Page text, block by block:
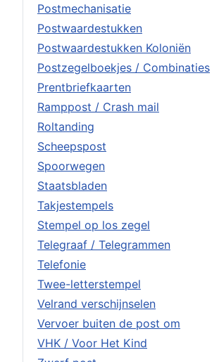
Postmechanisatie
Postwaardestukken
Postwaardestukken Koloniën
Postzegelboekjes / Combinaties
Prentbriefkaarten
Ramppost / Crash mail
Roltanding
Scheepspost
Spoorwegen
Staatsbladen
Takjestempels
Stempel op los zegel
Telegraaf / Telegrammen
Telefonie
Twee-letterstempel
Velrand verschijnselen
Vervoer buiten de post om
VHK / Voor Het Kind